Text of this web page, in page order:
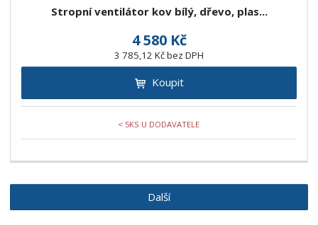
Stropní ventilátor kov bílý, dřevo, plas...
4 580 Kč
3 785,12 Kč bez DPH
Koupit
< 5KS U DODAVATELE
Další